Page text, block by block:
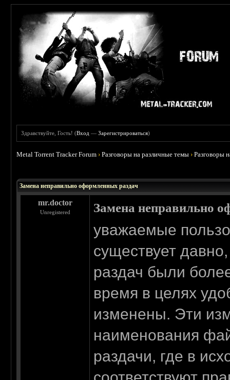
Здравствуйте, Гость! (Вход —Зарегистрироваться)
Metal Torrent Tracker Forum ›Разговоры на различные темы ›Разговоры
Замена неправильно оформленных раздач
mr.doctor
Unregistered Замена неправильно
уважаемые
существует
раздач были
время в целях
изменены. Эти
наименования
раздачи, где в